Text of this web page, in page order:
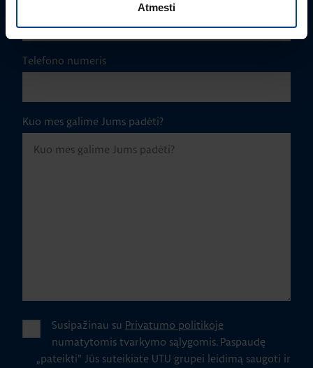
Atmesti
Telefono numeris
Kuo mes galime Jums padėti?
Susipažinau su Privatumo politikoje
numatytomis tvarkymo sąlygomis. Paspaudę
„pateikti" Jūs suteikiate UTU grupei leidimą saugoti ir